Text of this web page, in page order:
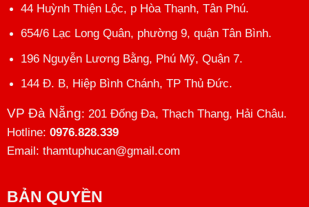
44 Huỳnh Thiện Lộc, p Hòa Thạnh, Tân Phú.
654/6 Lạc Long Quân, phường 9, quận Tân Bình.
196 Nguyễn Lương Bằng, Phú Mỹ, Quận 7.
144 Đ. B, Hiệp Bình Chánh, TP Thủ Đức.
VP Đà Nẵng: 201 Đống Đa, Thạch Thang, Hải Châu.
Hotline: 0976.828.339
Email: thamtuphucan@gmail.com
BẢN QUYỀN